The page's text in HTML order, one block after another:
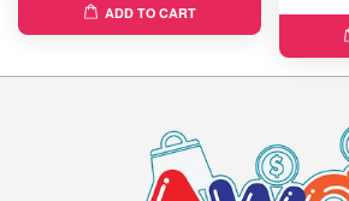
ADD TO CART